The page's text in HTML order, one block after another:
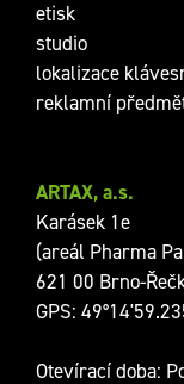
ARTAX, a.s.
Karásek 1e
(areál Pharma
621 00 Brno-
GPS:
Otevírací doba:
etisk
studio
lokalizace
reklamní